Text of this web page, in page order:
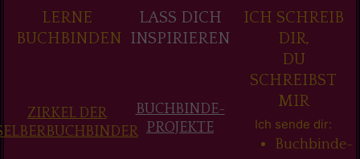
LERNE
BUCHBINDEN
ZIRKEL DER
LASS DICH
INSPIRIEREN
BUCHBINDE-
PROJEKTE
ICH SCHREIB
DIR,
DU
SCHREIBST
MIR
Ich sende dir:
Buchbinde-